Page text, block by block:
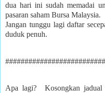
dua hari ini sudah memadai
pasaran saham Bursa Malaysia.
Jangan tunggu lagi daftar
duduk penuh.
Apa lagi? Kosongkan jadual